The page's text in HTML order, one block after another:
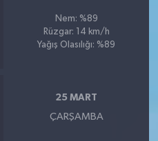
Nem: %89
Rüzgar: 14 km/h
Yağış Olasılığı: %89
25 MART
ÇARŞAMBA